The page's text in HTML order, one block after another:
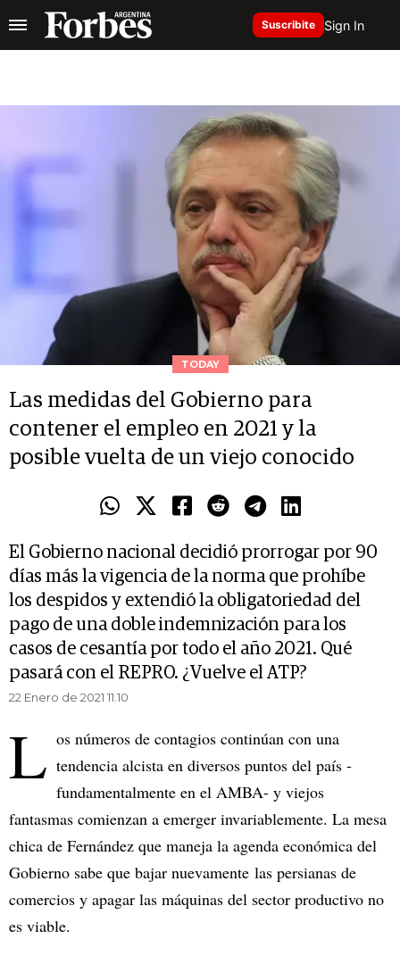
Suscribite Sign In
TODAY
Las medidas del Gobierno para
contener el empleo en 2021 y la
posible vuelta de un viejo conocido
El Gobierno nacional decidió prorrogar por 90
días más la vigencia de la norma que prohíbe
los despidos y extendió la obligatoriedad del
pago de una doble indemnización para los
casos de cesantía por todo el año 2021. Qué
pasará con el REPRO. ¿Vuelve el ATP?
22 Enero de 2021 11.10
L os números de contagios continúan con una
tendencia alcista en diversos puntos del país -
fundamentalmente en el AMBA- y viejos
fantasmas comienzan a emerger invariablemente. La mesa
chica de Fernández que maneja la agenda económica del
Gobierno sabe que bajar nuevamente las persianas de
comercios y apagar las máquinas del sector productivo no
es viable.